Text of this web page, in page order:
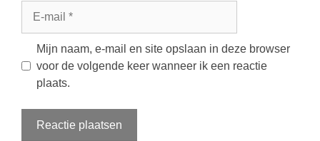
Mijn naam, e-mail en site opslaan in deze browser
voor de volgende keer wanneer ik een reactie
plaats.